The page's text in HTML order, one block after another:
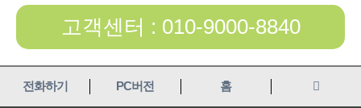
고객센터 : 010-9000-8840
전화하기 PC버전 홈